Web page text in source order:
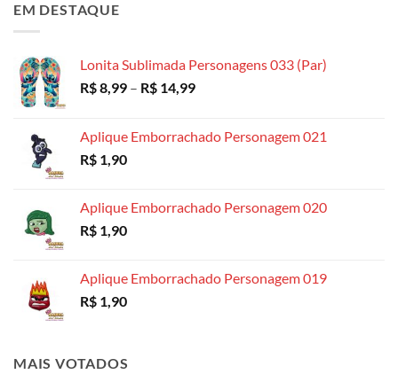
EM DESTAQUE
Lonita Sublimada Personagens 033 (Par)
R$8,99 – R$ 14,99Faixa
R$ 8,99
Aplique Emborrachado Personagem 021
R$ 1,90
Aplique Emborrachado Personagem 020
R$ 1,90
Aplique Emborrachado Personagem 019
R$ 1,90
MAIS VOTADOS